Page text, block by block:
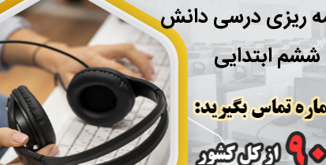
ریزی درسی دانش
ششم ابتدایی